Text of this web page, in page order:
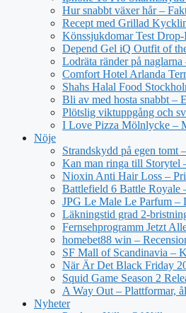
Hur snabbt växer hår –
Recept med Grillad
Könssjukdomar Test
Depend Gel iQ Outfit of
Lodräta ränder på
Comfort Hotel Arlanda
Shahs Halal Food
Bli av med hosta snabbt –
Plötslig viktuppgång och
I Love Pizza Mölnlycke –
Nöje
Strandskydd på egen tomt
Kan man ringa till Storytel
Nioxin Anti Hair Loss –
Battlefield 6 Battle Royale
JPG Le Male Le Parfum –
Läkningstid grad 2-
Fernsehprogramm Jetzt
homebet88 win –
SF Mall of Scandinavia –
När Är Det Black Friday
Squid Game Season 2
A Way Out – Plattformar,
Nyheter